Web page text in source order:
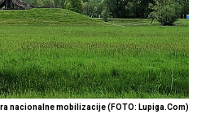
nacionalne mobilizacije (FOTO: Lupiga.Com)